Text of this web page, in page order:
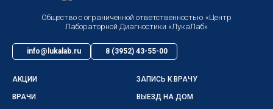
Общество с ограниченной ответственностью «Центр
Лабораторной Диагностики «ЛукаЛаб»
info@lukalab.ru 8 (3952) 43-55-00
АКЦИИ ЗАПИСЬ К ВРАЧУ
ВРАЧИ ВЫЕЗД НА ДОМ